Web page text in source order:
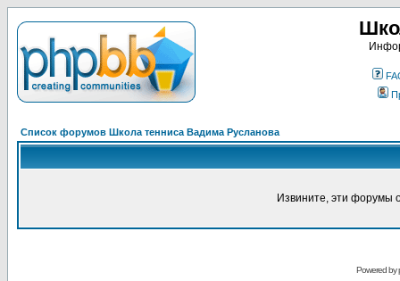
Список форумов Школа тенниса Вадима Русланова
Извините, эти форумы
Powered by